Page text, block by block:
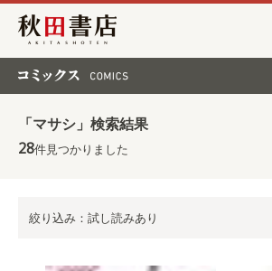
秋田書店
「マサシ」検索結果
28件見つかりました
絞り込み：試し読みあり